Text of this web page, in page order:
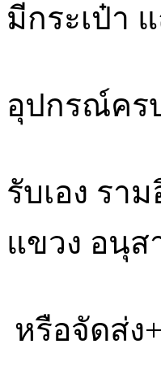
มีกระเป๋า
อุปกรณ์คร
รับเอง รา
แขวง อนุส
หรือจัดส่ง